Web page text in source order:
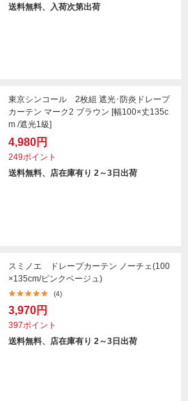
送料無料、入荷次第出荷
東京シンコール 2枚組 遮光･防炎ドレープ
カーテン マーク2 ブラウン [幅100×丈135c
m /遮光1級]
4,980円
249ポイント
送料無料、店在庫有り 2～3日出荷
スミノエ ドレープカーテン ノーチェ(100
×135cm/ピンクベージュ)
(4)
3,970円
397ポイント
送料無料、店在庫有り 2～3日出荷